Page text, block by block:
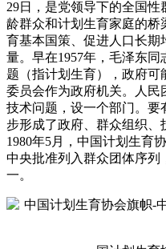
29日，是党领导下的全国
龄群众和计划生育家庭的桥
育基本国策、促进人口长期
量。早在1957年，毛泽东
题（指计划生育），政府
委员会作为政府机关。人
技术问题，设一个部门。要
步形成了政府、群众组织、
1980年5月，中国计划生育
中央批准列入群众团体序列
一。